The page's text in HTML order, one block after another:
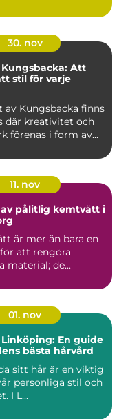
30. nov
Kungsbacka: Att
stil för varje
av Kungsbacka finns
där kreativitet och
förenas i form av...
11. nov
pålitlig kemtvätt i
är mer än bara en
att rengöra
material; de...
01. nov
Linköping: En guide
bästa hårvård
sitt hår är en viktig
personliga stil och
I L...